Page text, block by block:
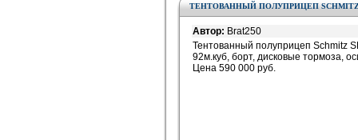
ТЕНТОВАННЫЙ ПОЛУПРИЦЕП SCHMITZ
Автор: Brat250
Тентованный полуприцеп Schmitz
92м.куб, борт, дисковые тормоза,
Цена 590 000 руб.